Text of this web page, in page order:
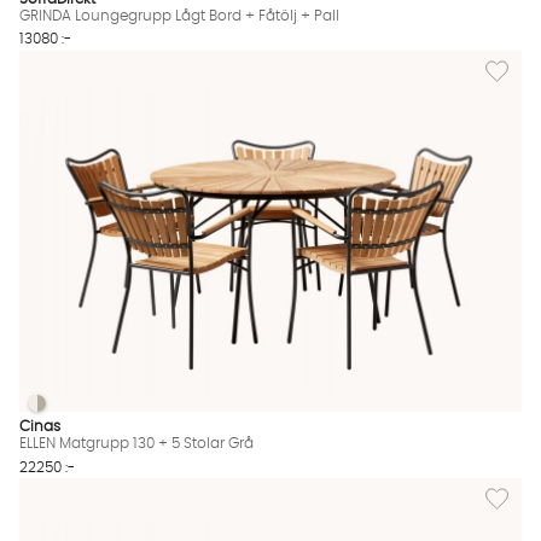
GRINDA Loungegrupp Lågt Bord + Fåtölj + Pall
13080 :-
Lägg
ELLEN Matgrupp 130 + 5 Stolar Grå Finns även i dessa färger:
ELLEN Matgrupp 130 + 5 Stolar Grå
Cinas
ELLEN Matgrupp 130 + 5 Stolar Grå
22250 :-
Lägg